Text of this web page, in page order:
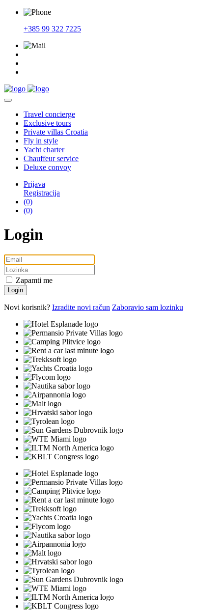
+385 99 322 7225
Travel concierge
Exclusive tours
Private villas Croatia
Fly in style
Yacht charter
Chauffeurservice
Deluxe convoy
Prijava
Registracija
(0)
(0)
Login
Zapamti me
Login
Novi korisnik? Izradite novi račun Zaboravio sam lozinku